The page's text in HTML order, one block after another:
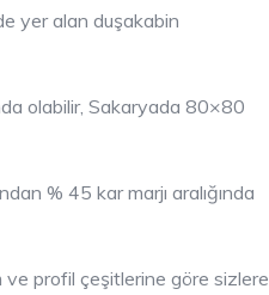
yer alan duşakabin
olabilir, Sakaryada 80×80
% 45 kar marjı aralığında
ve profil çeşitlerine göre sizlere